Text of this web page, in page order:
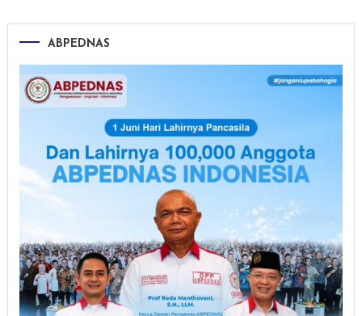
ABPEDNAS